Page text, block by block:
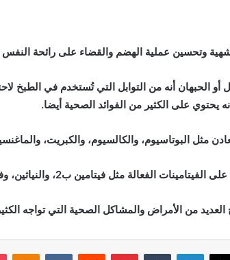
وتحسين عملية الهضم والقضاء على رائحة النفس
الحبهان أنه من التوابل التي تُستخدم في الطبخ
يحتوي على الكثير من الفوائد الصحية أيضا.
مثل البوتاسيوم، والكالسيوم، والكبريت،
الفعالة مثل فيتامين ب2، والنياثين، وفيتامين سى.
من الأمراض والمشاكل الصحية التي تواجه
X لينكدإن بينتيريست